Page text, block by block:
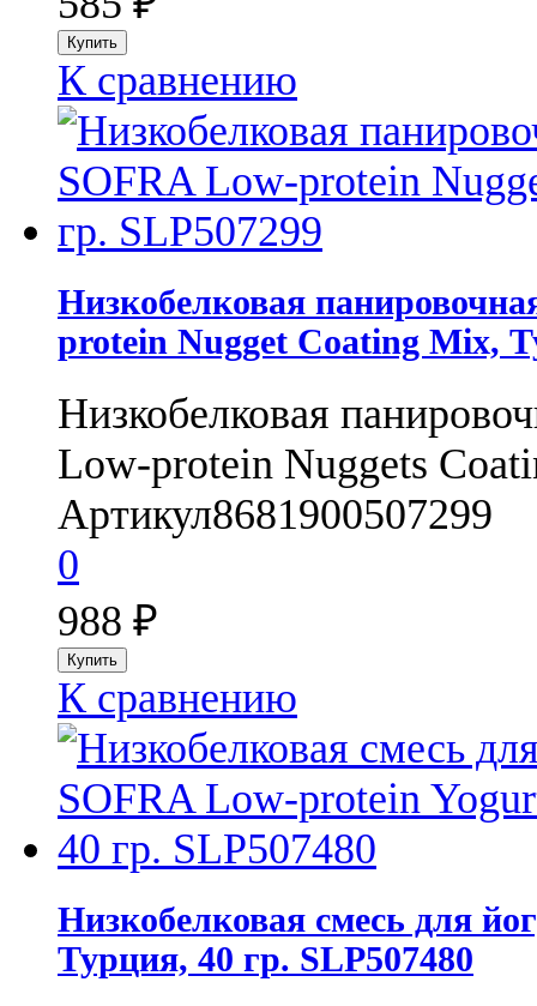
К сравнению
Низкобелковая
protein Nugget Coating Mix,
Низкобелковая
Low-protein Nuggets
Артикул8681900507299
0
988 ₽
К сравнению
Низкобелковая смесь для
Турция, 40 гр. SLP507480